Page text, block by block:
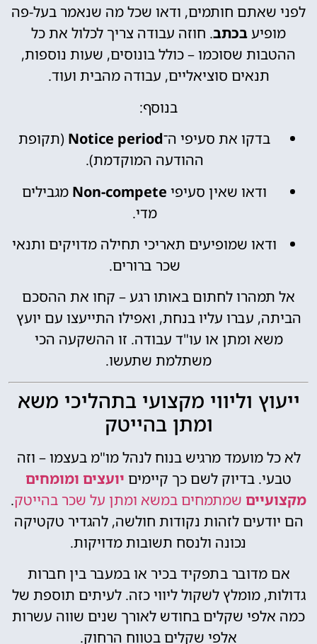
לפני שאתם חותמים, ודאו שכל מה שנאמר בעל-פה
מופיעבכתב. חוזה עבודה צריך לכלול את כל
ההטבות שסוכמו – כולל בונוסים, שעות נוספות,
תנאים סוציאליים, עבודה מהבית ועוד.
בנוסף:
בדקו את סעיפי ה־Notice period (תקופת
ההודעה המוקדמת).
ודאו שאין סעיפי Non-compete מגבילים
מדי.
ודאו שמופיעים תאריכי תחילה מדויקים ותנאי
שכר ברורים.
אל תמהרו לחתום באותו רגע – קחו את ההסכם
הביתה, עברו עליו בנחת, ואפילו התייעצו עם יועץ
משא ומתן או עו"ד עבודה. זו ההשקעה הכי
משתלמת שתעשו.
ייעוץ וליווי מקצועי בתהליכי משא
ומתן בהייטק
לא כל מועמד מרגיש בנוח לנהל מו"מ בעצמו – וזה
טבעי. בדיוק לשם כך קיימים יועצים ומומחים
מקצועיים שמתמחים במשא ומתן על שכר בהייטק.
הם יודעים לזהות נקודות חולשה, להגדיר טקטיקה
נכונה ולנסח תשובות מדויקות.
אם מדובר בתפקיד בכיר או במעבר בין חברות
גדולות, מומלץ לשקול ליווי כזה. לעיתים תוספת של
כמה אלפי שקלים בחודש לאורך שנים שווה עשרות
אלפי שקלים בטווח הרחוק.